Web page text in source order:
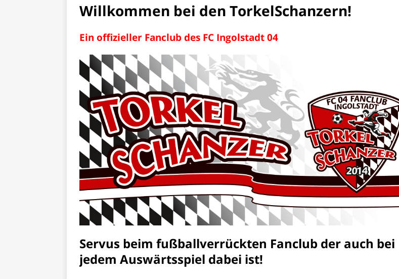
Willkommen bei den TorkelSchanzern!
Ein offizieller Fanclub des FC Ingolstadt 04
Servus beim fußballverrückten Fanclub der auch bei
jedem Auswärtsspiel dabei ist!